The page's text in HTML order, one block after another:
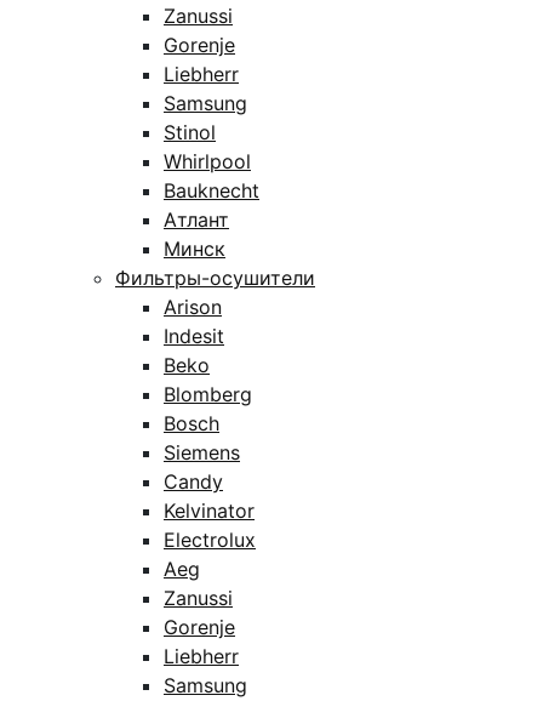
Zanussi
Gorenje
Liebherr
Samsung
Stinol
Whirlpool
Bauknecht
Атлант
Минск
Фильтры-осушители
Arison
Indesit
Beko
Blomberg
Bosch
Siemens
Candy
Kelvinator
Electrolux
Aeg
Zanussi
Gorenje
Liebherr
Samsung